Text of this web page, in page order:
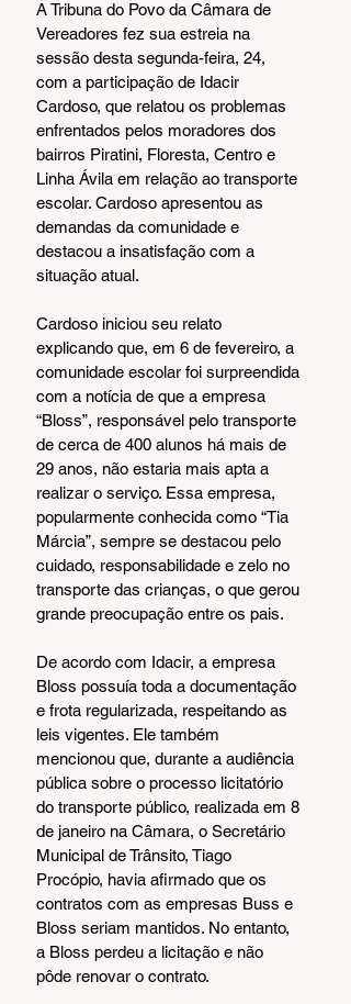
A Tribuna do Povo da Câmara de
Vereadores fez sua estreia na
sessão desta segunda-feira, 24,
com a participação de Idacir
Cardoso, que relatou os problemas
enfrentados pelos moradores dos
bairros Piratini, Floresta, Centro e
Linha Ávila em relação ao transporte
escolar. Cardoso apresentou as
demandas da comunidade e
destacou a insatisfação com a
situação atual.
Cardoso iniciou seu relato
explicando que, em 6 de fevereiro, a
comunidade escolar foi surpreendida
com a notícia de que a empresa
“Bloss”, responsável pelo transporte
de cerca de 400 alunos há mais de
29 anos, não estaria mais apta a
realizar o serviço. Essa empresa,
popularmente conhecida como “Tia
Márcia”, sempre se destacou pelo
cuidado, responsabilidade e zelo no
transporte das crianças, o que gerou
grande preocupação entre os pais.
De acordo com Idacir, a empresa
Bloss possuía toda a documentação
e frota regularizada, respeitando as
leis vigentes. Ele também
mencionou que, durante a audiência
pública sobre o processo licitatório
do transporte público, realizada em 8
de janeiro na Câmara, o Secretário
Municipal de Trânsito, Tiago
Procópio, havia afirmado que os
contratos com as empresas Buss e
Bloss seriam mantidos. No entanto,
a Bloss perdeu a licitação e não
pôde renovar o contrato.